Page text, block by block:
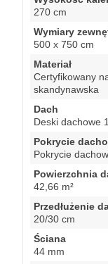
270 cm
Wymiary
500 x 750 cm
Materiał
Certyfikowany
skandynawska
Dach
Deski dachowe
Pokrycie
Pokrycie
Powierzchnia
42,66 m²
Przedłużenie
20/30 cm
Ściana
44 mm